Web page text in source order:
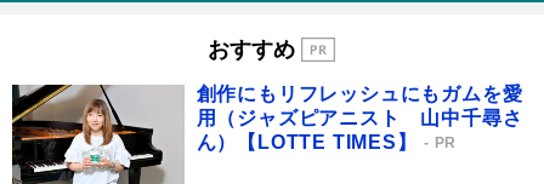
おすすめ
創作にもリフレッシュにもガムを愛
用（ジャズピアニスト 山中千尋さ
ん）【LOTTE TIMES】
PR